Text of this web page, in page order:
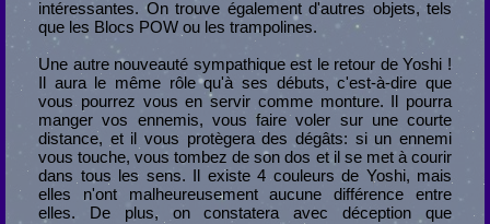
intéressantes. On trouve également d'autres objets, tels
que les Blocs POW ou les trampolines.
Une autre nouveauté sympathique est le retour de Yoshi !
Il aura le même rôle qu'à ses débuts, c'est-à-dire que
vous pourrez vous en servir comme monture. Il pourra
manger vos ennemis, vous faire voler sur une courte
distance, et il vous protègera des dégâts: si un ennemi
vous touche, vous tombez de son dos et il se met à courir
dans tous les sens. Il existe 4 couleurs de Yoshi, mais
elles n'ont malheureusement aucune différence entre
elles. De plus, on constatera avec déception que